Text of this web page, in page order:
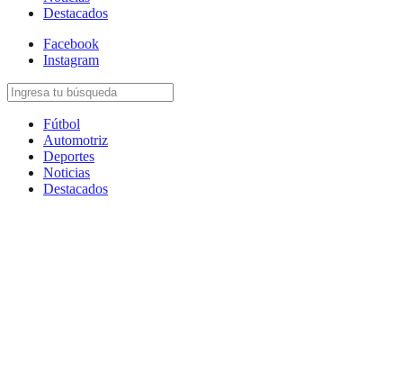
Destacados
Facebook
Instagram
Fútbol
Automotriz
Deportes
Noticias
Destacados